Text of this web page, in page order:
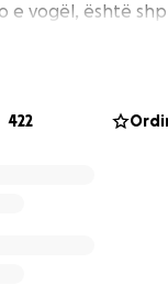
e vogël, është
e tij ❤️
422